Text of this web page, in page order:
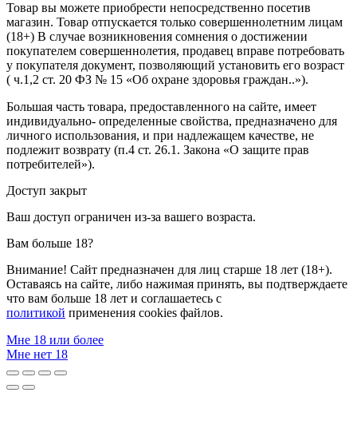
Товар вы можете приобрести непосредственно посетив
магазин. Товар отпускается только совершеннолетним лицам
(18+) В случае возникновения сомнения о достижении
покупателем совершеннолетия, продавец вправе потребовать
у покупателя документ, позволяющий установить его возраст
( ч.1,2 ст. 20 ФЗ № 15 «Об охране здоровья граждан..»).
Большая часть товара, предоставленного на сайте, имеет
индивидуально- определенные свойства, предназначено для
личного использования, и при надлежащем качестве, не
подлежит возврату (п.4 ст. 26.1. Закона «О защите прав
потребителей»).
Доступ закрыт
Ваш доступ ограничен из-за вашего возраста.
Вам больше 18?
Внимание! Сайт предназначен для лиц старше 18 лет (18+).
Оставаясь на сайте, либо нажимая принять, вы подтверждаете
что вам больше 18 лет и соглашаетесь с
политикой применения cookies файлов.
Мне 18 или более
Мне нет 18